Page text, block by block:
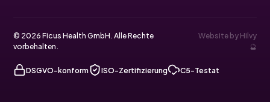
© 2026 Ficus Health GmbH. Alle Rechte
vorbehalten.
Website by Hilvy
🔮
DSGVO-konform ISO-Zertifizierung C5-Testat